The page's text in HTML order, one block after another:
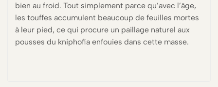
bien au froid. Tout simplement parce qu’avec l’âge,
les touffes accumulent beaucoup de feuilles mortes
à leur pied, ce qui procure un paillage naturel aux
pousses du kniphofia enfouies dans cette masse.